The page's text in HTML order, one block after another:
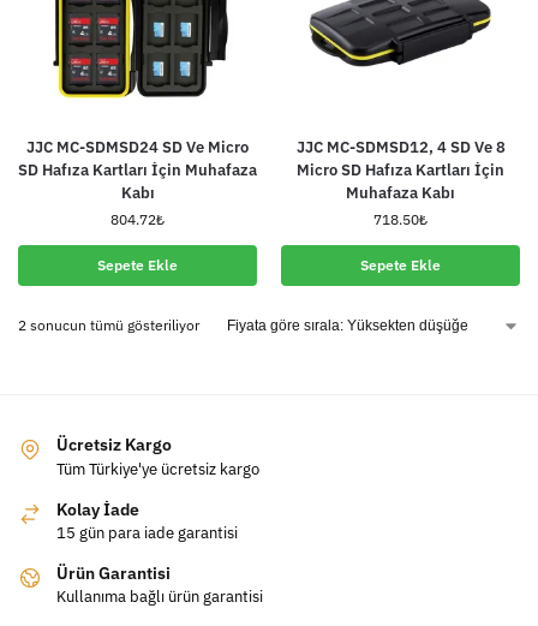
JJC MC-SDMSD24 SD Ve Micro
SD Hafıza Kartları İçin Muhafaza
Kabı
804.72₺
Sepete Ekle
JJC MC-SDMSD12, 4 SD Ve 8
Micro SD Hafıza Kartları İçin
Muhafaza Kabı
718.50₺
Sepete Ekle
2 sonucun tümü gösteriliyor
Ücretsiz Kargo
Tüm Türkiye'ye ücretsiz kargo
Kolay İade
15 gün para iade garantisi
Ürün Garantisi
Kullanıma bağlı ürün garantisi